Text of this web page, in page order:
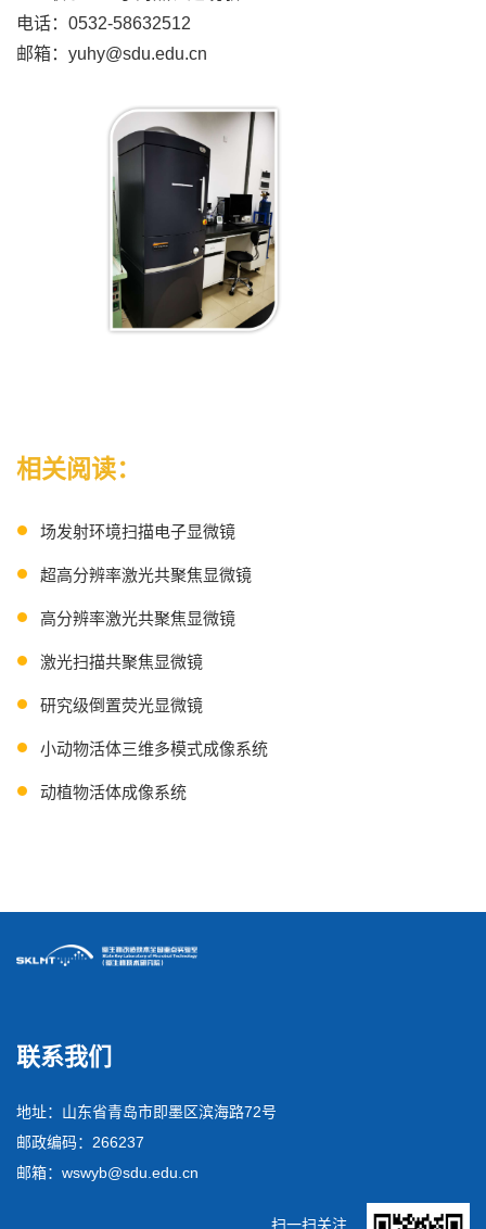
电话：0532-58632512
邮箱：yuhy@sdu.edu.cn
相关阅读：
场发射环境扫描电子显微镜
超高分辨率激光共聚焦显微镜
高分辨率激光共聚焦显微镜
激光扫描共聚焦显微镜
研究级倒置荧光显微镜
小动物活体三维多模式成像系统
动植物活体成像系统
联系我们
地址：山东省青岛市即墨区滨海路72号
邮政编码：266237
邮箱：wswyb@sdu.edu.cn
扫一扫关注